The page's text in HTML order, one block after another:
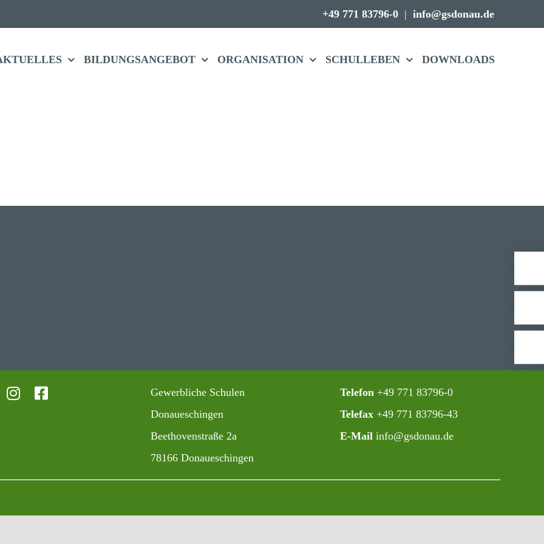
+49 771 83796-0 | info@gsdonau.de
BILDUNGS­ANGEBOT ORGA­NI­SA­TION SCHUL­LEBEN DOWN­LOADS
Gewerb­liche Schulen
Donaueschingen
Beet­ho­ven­straße 2a
78166 Donaueschingen
Telefon+49 771 83796-0‍
Telefax+49 771 83796-43
E-Mailinfo@gsdonau.de